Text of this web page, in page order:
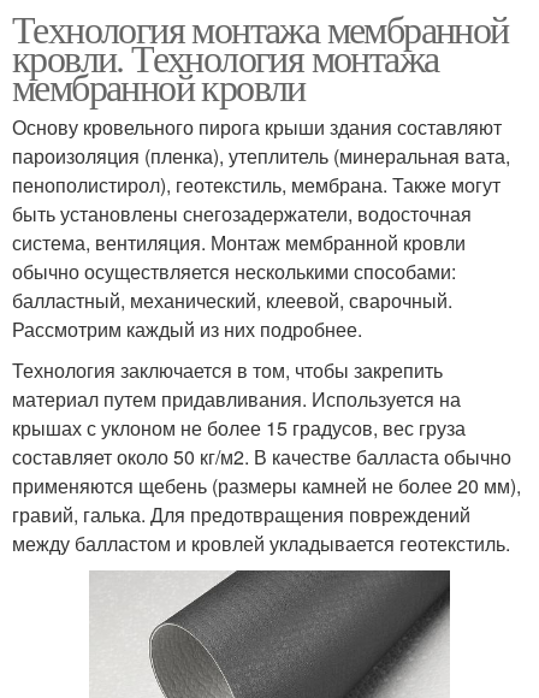
Технология монтажа мембранной
кровли. Технология монтажа
мембранной кровли
Основу кровельного пирога крыши здания составляют
пароизоляция (пленка), утеплитель (минеральная вата,
пенополистирол), геотекстиль, мембрана. Также могут
быть установлены снегозадержатели, водосточная
система, вентиляция. Монтаж мембранной кровли
обычно осуществляется несколькими способами:
балластный, механический, клеевой, сварочный.
Рассмотрим каждый из них подробнее.
Технология заключается в том, чтобы закрепить
материал путем придавливания. Используется на
крышах с уклоном не более 15 градусов, вес груза
составляет около 50 кг/м2. В качестве балласта обычно
применяются щебень (размеры камней не более 20 мм),
гравий, галька. Для предотвращения повреждений
между балластом и кровлей укладывается геотекстиль.